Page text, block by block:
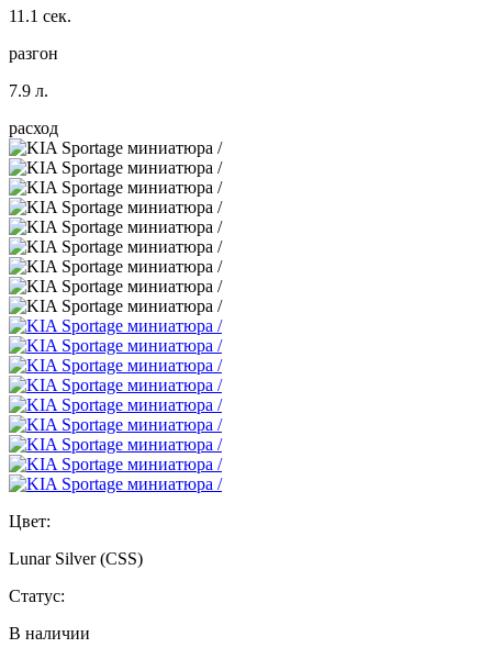
11.1 сек.
разгон
7.9 л.
расход
Цвет:
Lunar Silver (CSS)
Статус:
В наличии